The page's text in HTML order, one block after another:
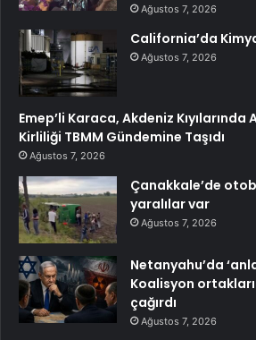
Ağustos 7, 2026
California’da
Ağustos 7, 2026
Emep’li Karaca, Akdeniz
Kirliliği TBMM Gündemine Taşıdı
Ağustos 7, 2026
Çanakkale’de
yaralılar var
Ağustos 7, 2026
Netanyahu’da
Koalisyon
çağırdı
Ağustos 7, 2026